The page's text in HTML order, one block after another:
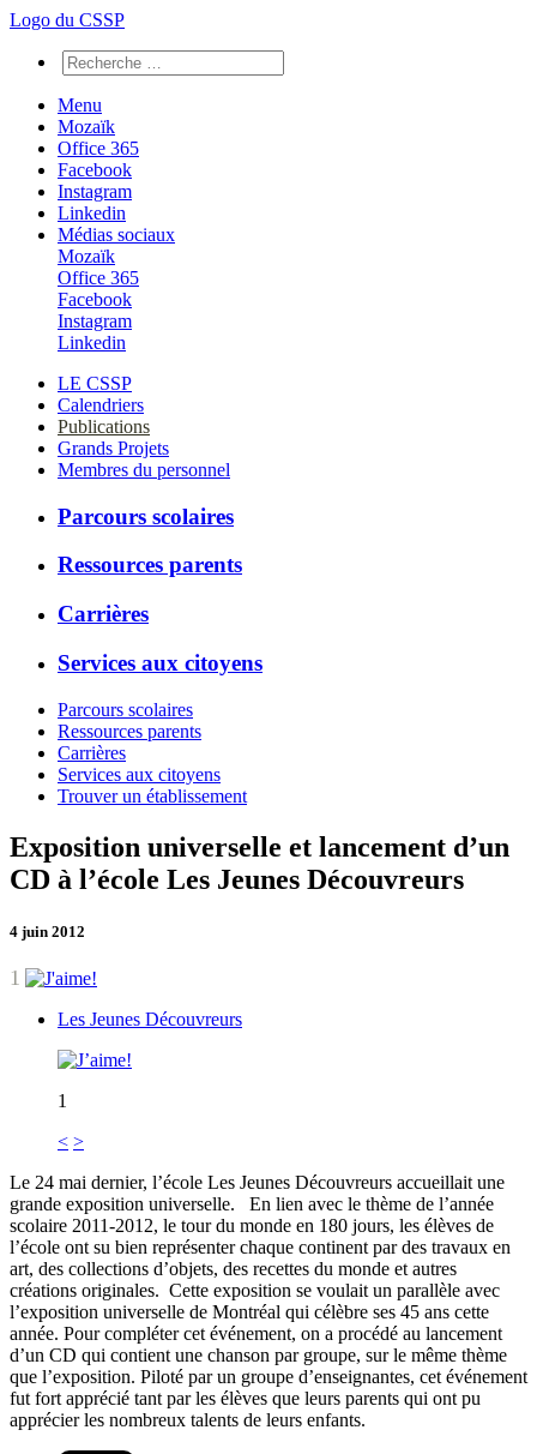
Logo du CSSP
Menu
Mozaïk
Office 365
Facebook
Instagram
Linkedin
Médias sociaux
Mozaïk
Office 365
Facebook
Instagram
Linkedin
LE CSSP
Calendriers
Publications
Grands Projets
Membres du personnel
Parcours scolaires
Ressources parents
Carrières
Services aux citoyens
Parcours scolaires
Ressources parents
Carrières
Services aux citoyens
Trouver un établissement
Exposition universelle et lancement d’un
CD à l’école Les Jeunes Découvreurs
4 juin 2012
1
Les Jeunes Découvreurs
1
< >
Le 24 mai dernier, l’école Les Jeunes Découvreurs accueillait une
grande exposition universelle. En lien avec le thème de l’année
scolaire 2011-2012, le tour du monde en 180 jours, les élèves de
l’école ont su bien représenter chaque continent par des travaux en
art, des collections d’objets, des recettes du monde et autres
créations originales. Cette exposition se voulait un parallèle avec
l’exposition universelle de Montréal qui célèbre ses 45 ans cette
année. Pour compléter cet événement, on a procédé au lancement
d’un CD qui contient une chanson par groupe, sur le même thème
que l’exposition. Piloté par un groupe d’enseignantes, cet événement
fut fort apprécié tant par les élèves que leurs parents qui ont pu
apprécier les nombreux talents de leurs enfants.